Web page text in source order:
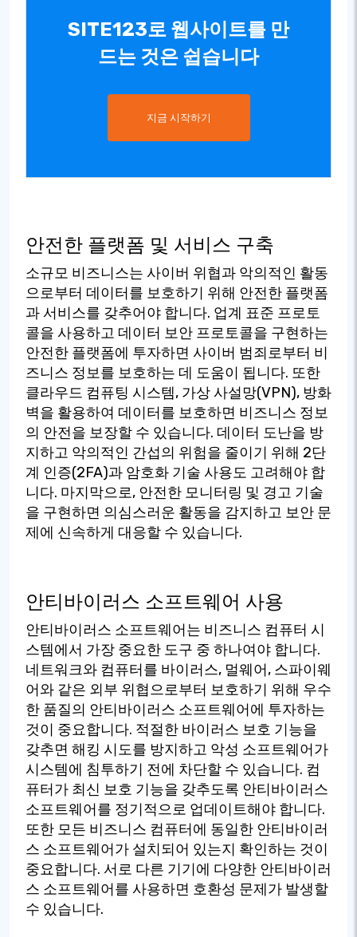
SITE123로 웹사이트를 만
드는 것은 쉽습니다
지금 시작하기
안전한 플랫폼 및 서비스 구축
소규모 비즈니스는 사이버 위협과 악의적인 활동
으로부터 데이터를 보호하기 위해 안전한 플랫폼
과 서비스를 갖추어야 합니다. 업계 표준 프로토
콜을 사용하고 데이터 보안 프로토콜을 구현하는
안전한 플랫폼에 투자하면 사이버 범죄로부터 비
즈니스 정보를 보호하는 데 도움이 됩니다. 또한
클라우드 컴퓨팅 시스템, 가상 사설망(VPN), 방화
벽을 활용하여 데이터를 보호하면 비즈니스 정보
의 안전을 보장할 수 있습니다. 데이터 도난을 방
지하고 악의적인 간섭의 위험을 줄이기 위해 2단
계 인증(2FA)과 암호화 기술 사용도 고려해야 합
니다. 마지막으로, 안전한 모니터링 및 경고 기술
을 구현하면 의심스러운 활동을 감지하고 보안 문
제에 신속하게 대응할 수 있습니다.
안티바이러스 소프트웨어 사용
안티바이러스 소프트웨어는 비즈니스 컴퓨터 시
스템에서 가장 중요한 도구 중 하나여야 합니다.
네트워크와 컴퓨터를 바이러스, 멀웨어, 스파이웨
어와 같은 외부 위협으로부터 보호하기 위해 우수
한 품질의 안티바이러스 소프트웨어에 투자하는
것이 중요합니다. 적절한 바이러스 보호 기능을
갖추면 해킹 시도를 방지하고 악성 소프트웨어가
시스템에 침투하기 전에 차단할 수 있습니다. 컴
퓨터가 최신 보호 기능을 갖추도록 안티바이러스
소프트웨어를 정기적으로 업데이트해야 합니다.
또한 모든 비즈니스 컴퓨터에 동일한 안티바이러
스 소프트웨어가 설치되어 있는지 확인하는 것이
중요합니다. 서로 다른 기기에 다양한 안티바이러
스 소프트웨어를 사용하면 호환성 문제가 발생할
수 있습니다.